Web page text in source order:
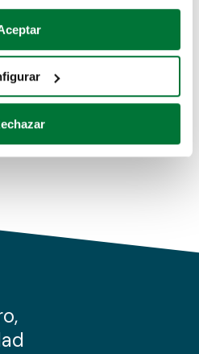
sobre su ubicación geográfica
analizándolo activamente
específicas (huellas
sobre cómo se procesan sus
haga del sitio web con
sociales, publicidad y análisis